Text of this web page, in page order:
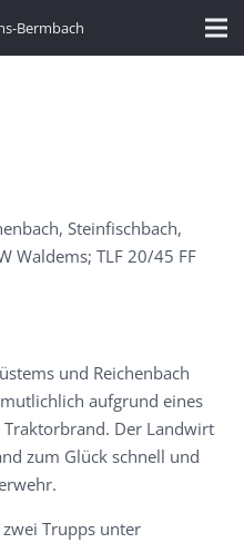
Bermbach
Steinfischbach,
Waldems; TLF 20/45 FF
und Reichenbach
aufgrund eines
Der Landwirt
zum Glück schnell und
Trupps unter